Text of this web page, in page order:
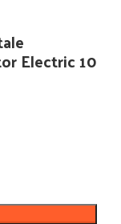
Electric 10